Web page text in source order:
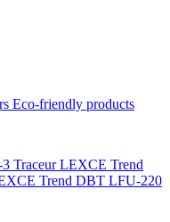
Eco-friendly products
Traceur LEXCE Trend
Trend DBT LFU-220